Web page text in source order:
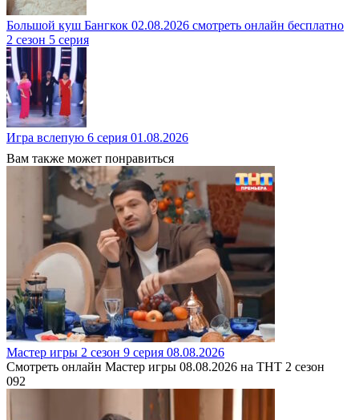
Большой куш Бангкок 02.08.2026 смотреть онлайн бесплатно
2 сезон 5 серия
Игра вслепую 6 серия 01.08.2026
Вам также может понравиться
Мастер игры 2 сезон 9 серия 08.08.2026
Смотреть онлайн Мастер игры 08.08.2026 на ТНТ 2 сезон
092